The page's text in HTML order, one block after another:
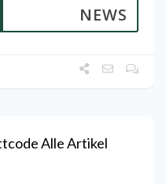
NEWS
Alle Artikel